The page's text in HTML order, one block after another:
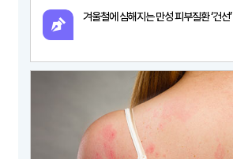
겨울철에 심해지는 만성 피부질환 ‘건선’